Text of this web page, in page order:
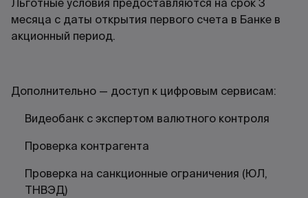
Льготные условия предоставляются на срок 3
месяца с даты открытия первого счета в Банке в
акционный период.
Дополнительно — доступ к цифровым сервисам:
Видеобанк с экспертом валютного контроля
Проверка контрагента
Проверка на санкционные ограничения (ЮЛ,
ТНВЭД)